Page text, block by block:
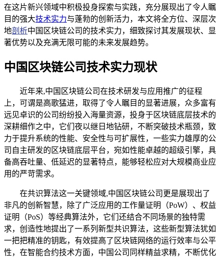
在这片新兴领域中积极投身探索与实践，充分展现出了令人瞩
目的强大技术实力与蓬勃的创新活力，本文将全方位、深层次
地剖析中国区块链公司的技术实力，细致探讨其发展现状、显
著优势以及充满无限可能的未来发展趋势。
中国区块链公司技术实力现状
近年来,中国区块链公司在技术研发与应用推广的征程
上，可谓是高歌猛进，取得了令人瞩目的显著进展，众多富有
远见卓识的公司纷纷投入海量资源，投身于区块链底层技术的
深耕细作之中，它们夜以继日地钻研，不断突破技术瓶颈，致
力于提升系统的性能、安全性与可扩展性，一些实力雄厚的公
司自主研发的区块链底层平台，宛如性能卓越的超级引擎，具
备高吞吐量、低延迟的显著特点，能够轻松应对大规模商业应
用的严苛需求。
在共识算法这一关键领域,中国区块链公司更是展现出了
非凡的创新智慧，除了广泛应用的工作量证明（PoW）、权益
证明（PoS）等经典算法外，它们还结合不同场景的独特需
求，创造性地提出了一系列新型共识算法，这些新型算法犹如
一把把精准的钥匙，有效提高了区块链网络的运行效率与公平
性，在智能合约技术方面，中国公司同样精益求精，不断优化